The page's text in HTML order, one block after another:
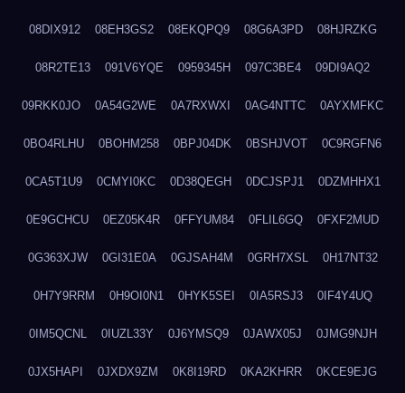
08DIX912 08EH3GS2 08EKQPQ9 08G6A3PD 08HJRZKG
08R2TE13 091V6YQE 0959345H 097C3BE4 09DI9AQ2
09RKK0JO 0A54G2WE 0A7RXWXI 0AG4NTTC 0AYXMFKC
0BO4RLHU 0BOHM258 0BPJ04DK 0BSHJVOT 0C9RGFN6
0CA5T1U9 0CMYI0KC 0D38QEGH 0DCJSPJ1 0DZMHHX1
0E9GCHCU 0EZ05K4R 0FFYUM84 0FLIL6GQ 0FXF2MUD
0G363XJW 0GI31E0A 0GJSAH4M 0GRH7XSL 0H17NT32
0H7Y9RRM 0H9OI0N1 0HYK5SEI 0IA5RSJ3 0IF4Y4UQ
0IM5QCNL 0IUZL33Y 0J6YMSQ9 0JAWX05J 0JMG9NJH
0JX5HAPI 0JXDX9ZM 0K8I19RD 0KA2KHRR 0KCE9EJG